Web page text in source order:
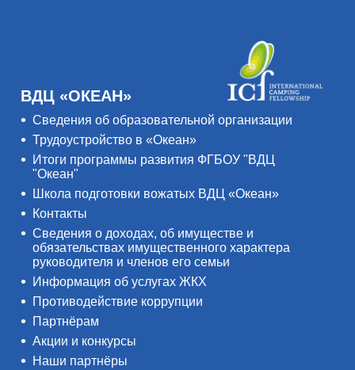
ВДЦ «ОКЕАН»
Сведения об образовательной организации
Трудоустройство в «Океан»
Итоги программы развития ФГБОУ "ВДЦ
"Океан"
Школа подготовки вожатых ВДЦ «Океан»
Контакты
Сведения о доходах, об имуществе и
обязательствах имущественного характера
руководителя и членов его семьи
Информация об услугах ЖКХ
Противодействие коррупции
Партнёрам
Акции и конкурсы
Наши партнёры